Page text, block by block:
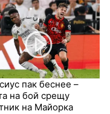
пак беснее –
на бой срещу
на Майорка